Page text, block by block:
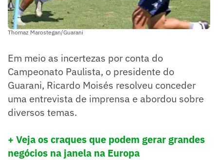
Thomaz Marostegan/Guarani
Em meio as incertezas por conta do
Campeonato Paulista, o presidente do
Guarani, Ricardo Moisés resolveu conceder
uma entrevista de imprensa e abordou sobre
diversos temas.
+ Veja os craques que podem gerar grandes
negócios na janela na Europa